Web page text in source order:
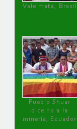
Vale mata, Brasil
Pueblo Shuar
dice no a la
minería, Ecuador